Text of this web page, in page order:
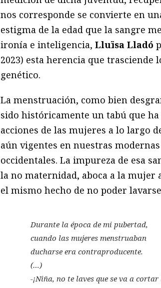
nos corresponde se convierte en
estigma de la edad que la sangre
ironía e inteligencia, Lluïsa Lladó
2023) esta herencia que
genético.
La menstruación, como bien
sido históricamente un tabú que
acciones de las mujeres a lo largo
aún vigentes en nuestras
occidentales. La impureza de esa
la no maternidad, aboca a la
el mismo hecho de no poder
Durante la época de mi pubertad,
cuando las mujeres menstruaban
ducharse era contraproducente.
(…)
-¡Niña, no te laves que se va a